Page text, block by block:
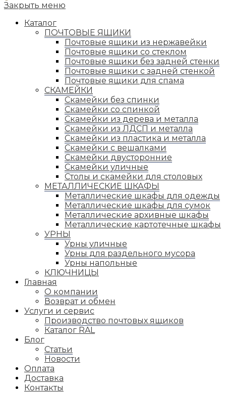
new
tab
Закрыть меню
Каталог
ПОЧТОВЫЕ ЯЩИКИ
Почтовые ящики из нержавейки
Почтовые ящики со стеклом
Почтовые ящики без задней стенки
Почтовые ящики с задней стенкой
Почтовые ящики для спама
СКАМЕЙКИ
Скамейки без спинки
Скамейки со спинкой
Скамейки из дерева и металла
Скамейки из ЛДСП и металла
Скамейки из пластика и металла
Скамейки с вешалками
Скамейки двусторонние
Скамейки уличные
Столы и скамейки для столовых
МЕТАЛЛИЧЕСКИЕ ШКАФЫ
Металлические шкафы для одежды
Металлические шкафы для сумок
Металлические архивные шкафы
Металлические картотечные шкафы
УРНЫ
Урны уличные
Урны для раздельного мусора
Урны напольные
КЛЮЧНИЦЫ
Главная
О компании
Возврат и обмен
Услуги и сервис
Производство почтовых ящиков
Каталог RAL
Блог
Статьи
Новости
Оплата
Доставка
Контакты